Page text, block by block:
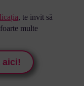
, te invit să
multe
aici!